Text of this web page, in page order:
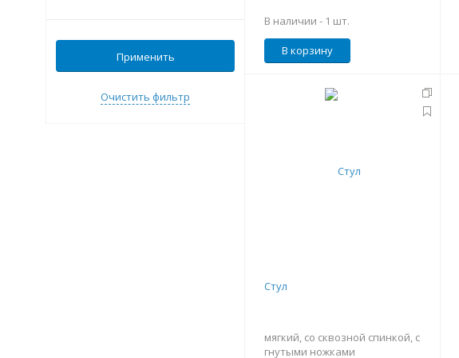
Применить
Очистить фильтр
В наличии - 1 шт.
В корзину
Стул
мягкий, со сквозной спинкой, с
гнутыми ножками